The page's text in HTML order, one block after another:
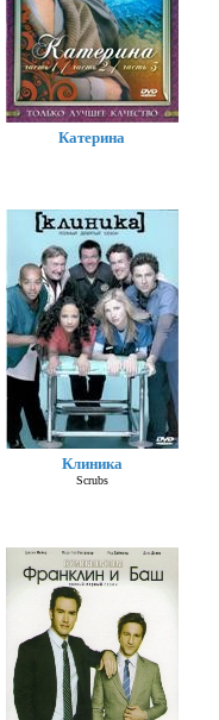
Катерина
Клиника
Scrubs